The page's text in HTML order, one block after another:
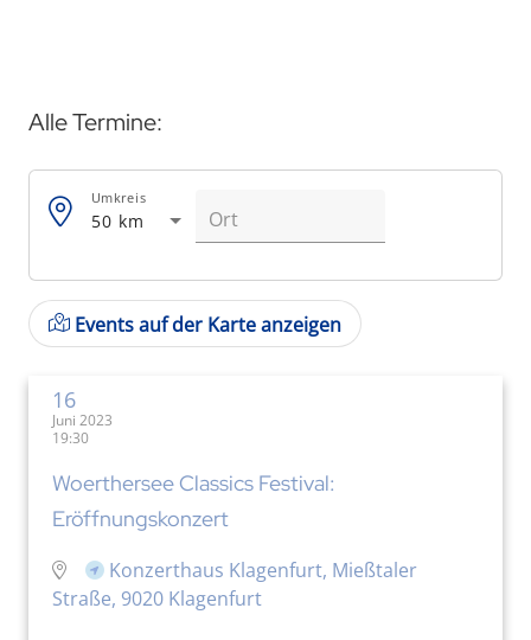
Alle Termine:
50 km
Umkreis
Events auf der Karte anzeigen
16
Juni 2023
19:30
Woerthersee Classics Festival:
Eröffnungskonzert
Konzerthaus Klagenfurt, Mießtaler
Straße, 9020 Klagenfurt